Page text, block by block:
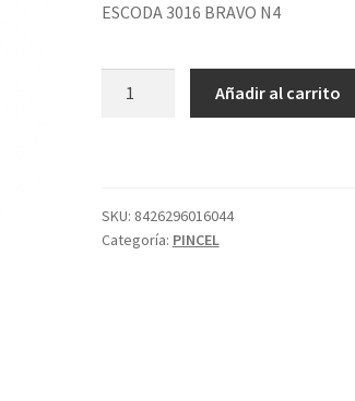
ESCODA 3016 BRAVO N4
Añadir al carrito
SKU: 8426296016044
Categoría: PINCEL